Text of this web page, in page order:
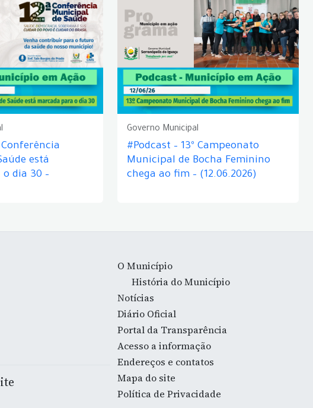
Conferência
está
dia 30 –
Governo Municipal
#Podcast – 13º Campeonato
Municipal de Bocha Feminino
chega ao fim – (12.06.2026)
O Município
História do Município
Notícias
Diário Oficial
Portal da Transparência
Acesso a informação
Endereços e contatos
Mapa do site
Política de Privacidade